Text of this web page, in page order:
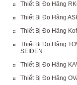
Thiết Bị Đo Hãng
Thiết Bị Đo Hãng
Thiết Bị Đo Hãng
Thiết Bị Đo Hãng
SEIDEN
Thiết Bị Đo Hãng
Thiết Bị Đo Hãng